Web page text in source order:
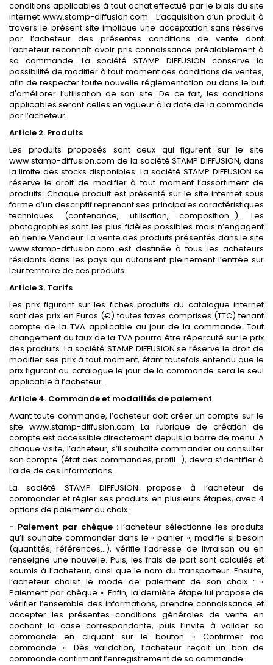
conditions applicables à tout achat effectué par le biais du site
internet www.stamp-diffusion.com . L’acquisition d’un produit à
travers le présent site implique une acceptation sans réserve
par l’acheteur des présentes conditions de vente dont
l’acheteur reconnaît avoir pris connaissance préalablement à
sa commande. La société STAMP DIFFUSION conserve la
possibilité de modifier à tout moment ces conditions de ventes,
afin de respecter toute nouvelle réglementation ou dans le but
d'améliorer l’utilisation de son site. De ce fait, les conditions
applicables seront celles en vigueur à la date de la commande
par l’acheteur.
Article 2. Produits
Les produits proposés sont ceux qui figurent sur le site
www.stamp-diffusion.com de la société STAMP DIFFUSION, dans
la limite des stocks disponibles. La société STAMP DIFFUSION se
réserve le droit de modifier à tout moment l’assortiment de
produits. Chaque produit est présenté sur le site internet sous
forme d’un descriptif reprenant ses principales caractéristiques
techniques (contenance, utilisation, composition…). Les
photographies sont les plus fidèles possibles mais n’engagent
en rien le Vendeur. La vente des produits présentés dans le site
www.stamp-diffusion.com est destinée à tous les acheteurs
résidants dans les pays qui autorisent pleinement l’entrée sur
leur territoire de ces produits.
Article 3. Tarifs
Les prix figurant sur les fiches produits du catalogue internet
sont des prix en Euros (€) toutes taxes comprises (TTC) tenant
compte de la TVA applicable au jour de la commande. Tout
changement du taux de la TVA pourra être répercuté sur le prix
des produits. La société STAMP DIFFUSION se réserve le droit de
modifier ses prix à tout moment, étant toutefois entendu que le
prix figurant au catalogue le jour de la commande sera le seul
applicable à l’acheteur.
Article 4. Commande et modalités de paiement
Avant toute commande, l’acheteur doit créer un compte sur le
sitewww.stamp-diffusion.com La rubrique de création de
compte est accessible directement depuis la barre de menu. A
chaque visite, l’acheteur, s’il souhaite commander ou consulter
son compte (état des commandes, profil…), devra s’identifier à
l’aide de ces informations.
La société STAMP DIFFUSION propose à l’acheteur de
commander et régler ses produits en plusieurs étapes, avec 4
options de paiement au choix :
- Paiement par chèque :l’acheteur sélectionne les produits
qu’il souhaite commander dans le « panier », modifie si besoin
(quantités, références…), vérifie l’adresse de livraison ou en
renseigne une nouvelle. Puis, les frais de port sont calculés et
soumis à l’acheteur, ainsi que le nom du transporteur. Ensuite,
l’acheteur choisit le mode de paiement de son choix : «
Paiement par chèque ». Enfin, la dernière étape lui propose de
vérifier l’ensemble des informations, prendre connaissance et
accepter les présentes conditions générales de vente en
cochant la case correspondante, puis l’invite à valider sa
commande en cliquant sur le bouton « Confirmer ma
commande ». Dès validation, l’acheteur reçoit un bon de
commande confirmant l’enregistrement de sa commande.